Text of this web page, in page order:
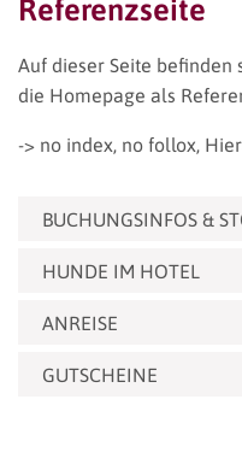
Referenzseite
Auf dieser Seite befinden
die Homepage als
-> no index, no follox,
BUCHUNGSINFOS &
HUNDE IM HOTEL
ANREISE
GUTSCHEINE